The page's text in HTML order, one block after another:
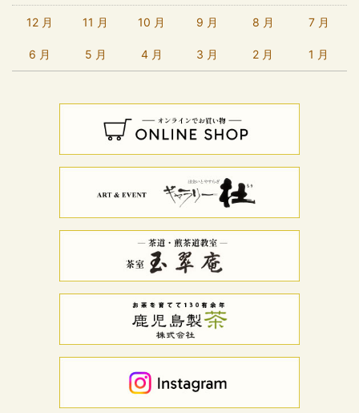
12 月 11 月 10 月 9 月 8 月 7 月
6 月 5 月 4 月 3 月 2 月 1 月